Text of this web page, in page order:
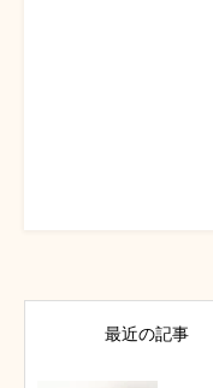
最近の記事